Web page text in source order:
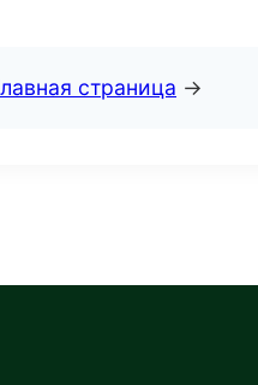
страница →